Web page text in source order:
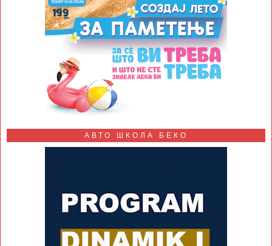
АВТО ШКОЛА БЕКО